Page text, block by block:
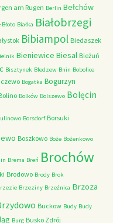
am Rugen Berlin Bełchów
Błoto Białka Białobrzegi
Bibiampol Biedaszek
Bieniewice Biesal Bieżuń
Bisztynek Bledzew Bnin Bobolice
Bogatka Bogurzyn
Bolków Bolszewo Bolęcin
Borsdorf Borsuki
Boszkowo Boże Bożenkowo
Brema Breń Brochów
Brodowo Brody Brok
Brzeziny Brzeźnica Brzoza
Buckow Budy Budy
Burg Busko Zdrój